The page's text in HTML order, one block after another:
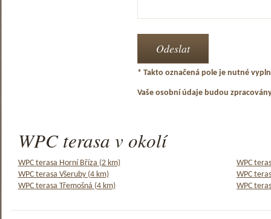
* Takto označená pole je nutné
Vaše osobní údaje budou
WPC terasa v okolí
WPC terasa Horní Bříza (2 km)
WPC
WPC terasa Všeruby (4 km)
WPC
WPC terasa Třemošná (4 km)
WPC